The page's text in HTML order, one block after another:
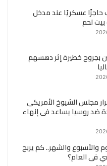
حاجزًا عسكريًا عند مدخل
بيت لحم
دراجين بجروح خطيرة إثر دهسهم
مجلس الشيوخ الأمريكى
ضد روسيا يساعد فى إنهاء
والأسبوع والشهر.. كم يربح
فى العام؟